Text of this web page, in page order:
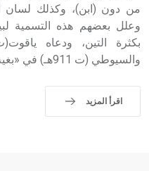
من دون (ابن)، وكذلك لسان
وعلل بعضهم هذه التسمية
والسيوطي (ت 911هـ) في «بغية الوعاة» ابن التيّان.
اقرأ المزيد